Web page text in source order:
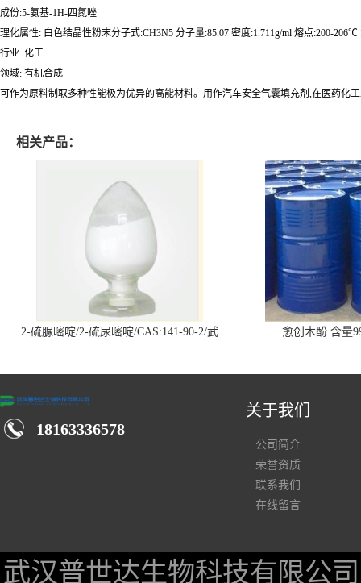
成份:5-氨基-1H-四氮唑
理化属性: 白色结晶性粉末分子式:CH3N5 分子量:85.07 密度:1.711g/ml 熔点:200-
行业: 化工
领域: 有机合成
可作为原料制取多种性能极为优异的高能材料。用作汽车安全气囊填充剂,在医药化
相关产品：
2-硫脲嘧啶/2-硫尿嘧啶/CAS:141-90-2/武
愈创木酚 含量
18163336578
关于我们
公司简介
荣誉资质
联系我们
在线留言
武汉普世达生物科技有限公司